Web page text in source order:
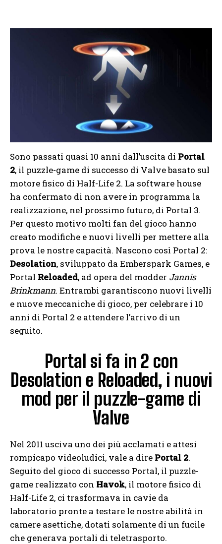
Sono passati quasi 10 anni dall’uscita di Portal
2, il puzzle-game di successo di Valve basato sul
motore fisico di Half-Life 2. La software house
ha confermato di non avere in programma la
realizzazione, nel prossimo futuro, di Portal 3.
Per questo motivo molti fan del gioco hanno
creato modifiche e nuovi livelli per mettere alla
prova le nostre capacità. Nascono così Portal 2:
Desolation, sviluppato da Emberspark Games, e
Portal Reloaded, ad opera del modder Jannis
Brinkmann. Entrambi garantiscono nuovi livelli
e nuove meccaniche di gioco, per celebrare i 10
anni di Portal 2 e attendere l’arrivo di un
seguito.
Portal si fa in 2 con
Desolation e Reloaded, i nuovi
mod per il puzzle-game di
Valve
Nel 2011 usciva uno dei più acclamati e attesi
rompicapo videoludici, vale a dire Portal 2.
Seguito del gioco di successo Portal, il puzzle-
game realizzato con Havok, il motore fisico di
Half-Life 2, ci trasformava in cavie da
laboratorio pronte a testare le nostre abilità in
camere asettiche, dotati solamente di un fucile
che generava portali di teletrasporto.